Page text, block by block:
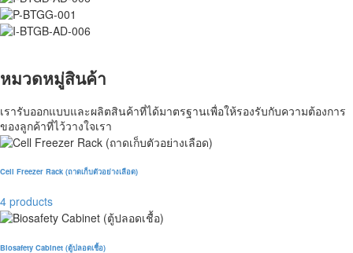
หมวดหมู่สินค้า
เรารับออกแบบและผลิตสินค้าที่ได้มาตรฐานเพื่อให้รองรับกับความต้องการ
ของลูกค้าที่ไว้วางใจเรา
Cell Freezer Rack (ถาดเก็บตัวอย่างเลือด)
4 products
Biosafety Cabinet (ตู้ปลอดเชื้อ)